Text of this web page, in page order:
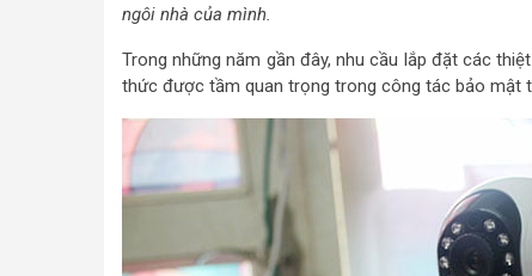
ngôi nhà của mình.
Trong những năm gần đây, nhu cầu lắp đặt các
thức được tầm quan trọng trong công tác bảo mật